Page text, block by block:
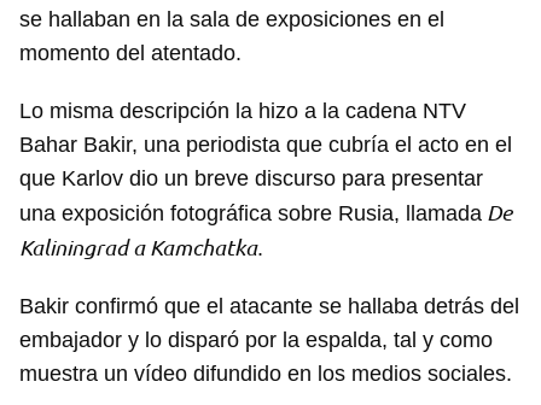
se hallaban en la sala de exposiciones en el
momento del atentado.
Lo misma descripción la hizo a la cadena NTV
Bahar Bakir, una periodista que cubría el acto en el
que Karlov dio un breve discurso para presentar
una exposición fotográfica sobre Rusia, llamada De
Kaliningrad a Kamchatka.
Bakir confirmó que el atacante se hallaba detrás del
embajador y lo disparó por la espalda, tal y como
muestra un vídeo difundido en los medios sociales.